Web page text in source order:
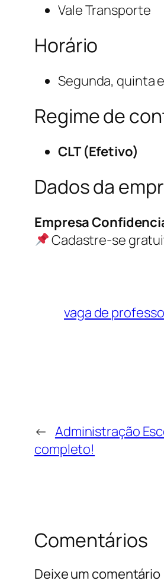
Vale Transporte
Horário
Segunda, quinta
Regime de
CLT (Efetivo)
Dados da
Empresa
Cadastre-se
vaga de
← Administração
completo!
Comentários
Deixe um comentário